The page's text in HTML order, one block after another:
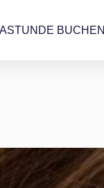
BUCHEN